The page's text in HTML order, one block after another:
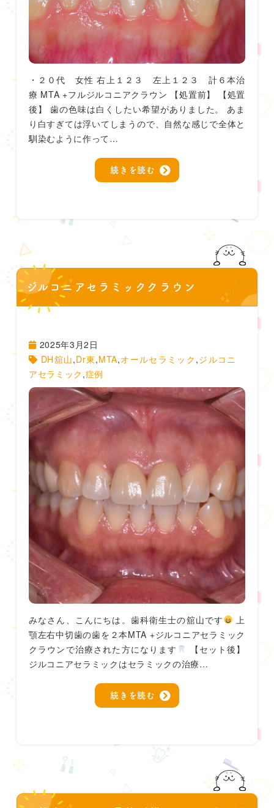
・２０代 女性 右上１２３ 左上１２３ 計６本治
療 MTA +フルジルコニアクラウン 【処置前】 【処置
後】 歯の色味は白くしたい希望がありました。 あま
り白すぎては浮いてしまうので、自然な感じで全体と
馴染むように作って…
続きを読む
ジルコニアセラミッククラウン
2025年3月2日
DH舘山,Dr東,MTA,オールセラミック ,ジルコニ
アセラミック ,症例
みなさん、こんにちは。歯科衛生士の舘山です
上
顎左右中切歯の歯を２本MTA +ジルコニアセラミック
クラウンで治療された方になります
【セット後】
ジルコニアセラミックはセラミックの治療…
続きを読む